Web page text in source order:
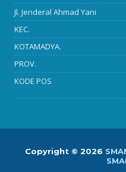
Jl. Jenderal Ahmad Yani
KEC.
KOTAMADYA.
PROV.
KODE POS
Copyright © 2026